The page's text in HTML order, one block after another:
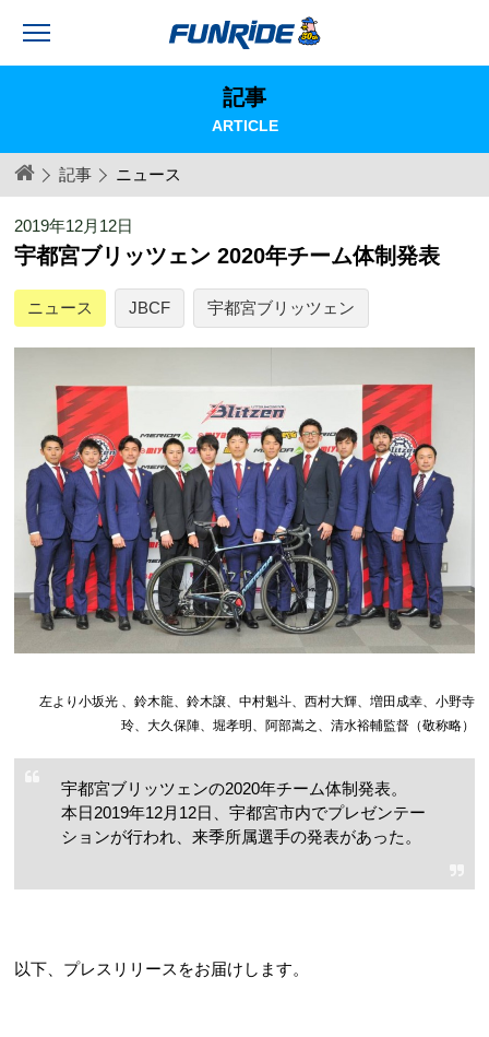
記事
ARTICLE
記事 ニュース
2019年12月12日
宇都宮ブリッツェン 2020年チーム体制発表
ニュース JBCF 宇都宮ブリッツェン
左より小坂光 、鈴木龍、鈴木譲、中村魁斗、西村大輝、増田成幸、小野寺
玲、大久保陣、堀孝明、阿部嵩之、清水裕輔監督（敬称略）
宇都宮ブリッツェンの2020年チーム体制発表。
本日2019年12月12日、宇都宮市内でプレゼンテー
ションが行われ、来季所属選手の発表があった。
以下、プレスリリースをお届けします。